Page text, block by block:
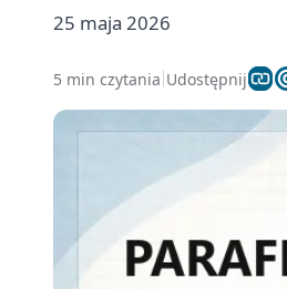
25 maja 2026
5 min czytania Udostępnij